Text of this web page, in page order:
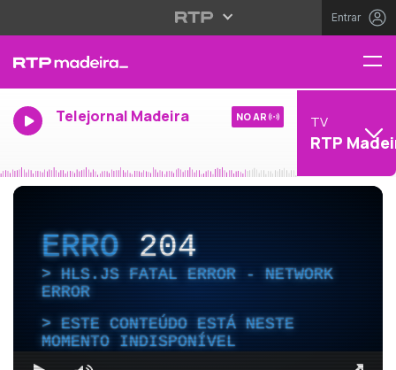
Entrar
Telejornal Madeira NO AR TV
RTP
ERRO204
HLS.JS FATAL ERROR - NETWORK
ERROR
ESTE CONTEÚDO ESTÁ NESTE
MOMENTO INDISPONÍVEL